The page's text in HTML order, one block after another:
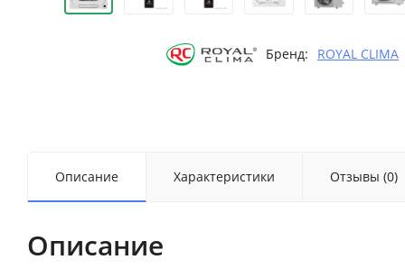
Бренд: ROYAL CLIMA
Описание Характеристики Отзывы (0)
Описание